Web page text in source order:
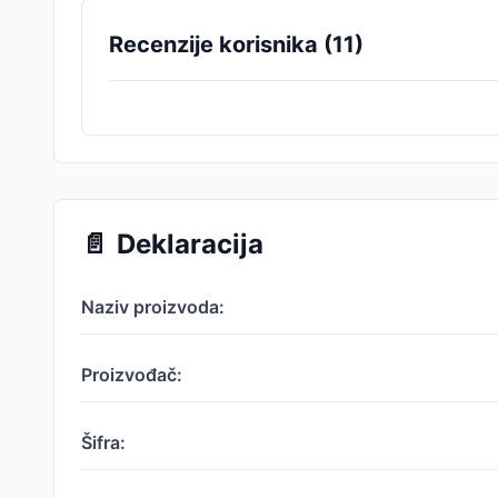
Recenzije korisnika (11)
📄 Deklaracija
Naziv proizvoda:
Proizvođač:
Šifra: